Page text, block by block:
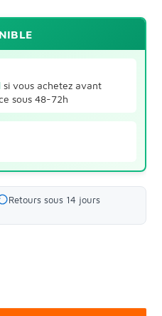
si vous achetez avant
sous 48-72h
Retours sous 14 jours